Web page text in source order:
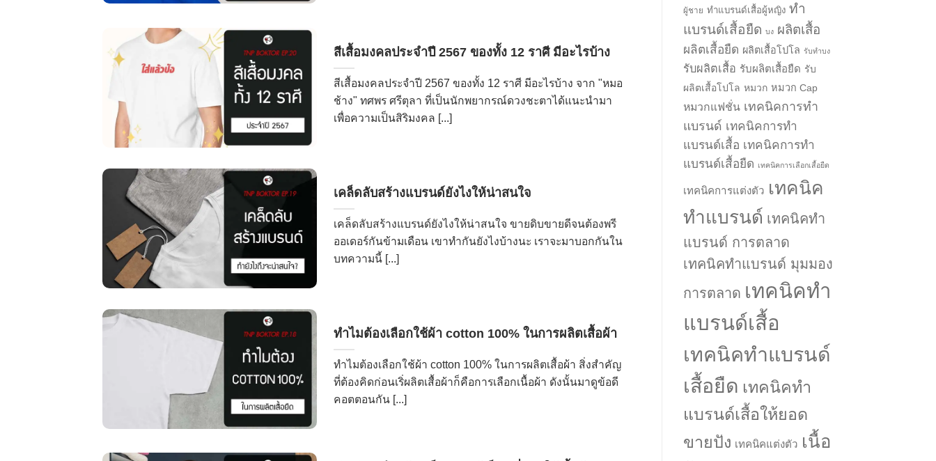
สีเสื้อมงคลประจำปี 2567 ของทั้ง 12 ราศี มีอะไรบ้าง
สีเสื้อมงคลประจำปี 2567 ของทั้ง 12 ราศี มีอะไรบ้าง จาก "หมอ
ช้าง" ทศพร ศรีตุลา ที่เป็นนักพยากรณ์ดวงชะตาได้แนะนำมา
เพื่อความเป็นสิริมงคล [...]
เคล็ดลับสร้างแบรนด์ยังไงให้น่าสนใจ
เคล็ดลับสร้างแบรนด์ยังไงให้น่าสนใจ ขายดิบขายดีจนต้องพรี
ออเดอร์กันข้ามเดือน เขาทำกันยังไงบ้างนะ เราจะมาบอกกันใน
บทความนี้ [...]
ทำไมต้องเลือกใช้ผ้า cotton 100% ในการผลิตเสื้อผ้า
ทำไมต้องเลือกใช้ผ้า cotton 100% ในการผลิตเสื้อผ้า สิ่งสำคัญ
ที่ต้องคิดก่อนเริ่ผลิตเสื้อผ้าก็คือการเลือกเนื้อผ้า ดังนั้นมาดูข้อดี
คอตตอนกัน [...]
ผู้ชาย ทำแบรนด์เสื้อผู้หญิง ทำ
แบรนด์เสื้อยืด บง ผลิตเสื้อ
ผลิตเสื้อยืด ผลิตเสื้อโปโล รับทำบง
รับผลิตเสื้อ รับผลิตเสื้อยืด รับ
ผลิตเสื้อโปโล หมวก หมวก Cap
หมวกแฟชั่น เทคนิคการทำ
แบรนด์ เทคนิคการทำ
แบรนด์เสื้อ เทคนิคการทำ
แบรนด์เสื้อยืด เทคนิคการเลือกเสื้อยืด
เทคนิคการแต่งตัว เทคนิค
ทำแบรนด์ เทคนิคทำ
แบรนด์ การตลาด
เทคนิคทำแบรนด์ มุมมอง
การตลาด เทคนิคทำ
แบรนด์เสื้อ
เทคนิคทำแบรนด์
เสื้อยืด เทคนิคทำ
แบรนด์เสื้อให้ยอด
ขายปัง เทคนิคแต่งตัว เนื้อ